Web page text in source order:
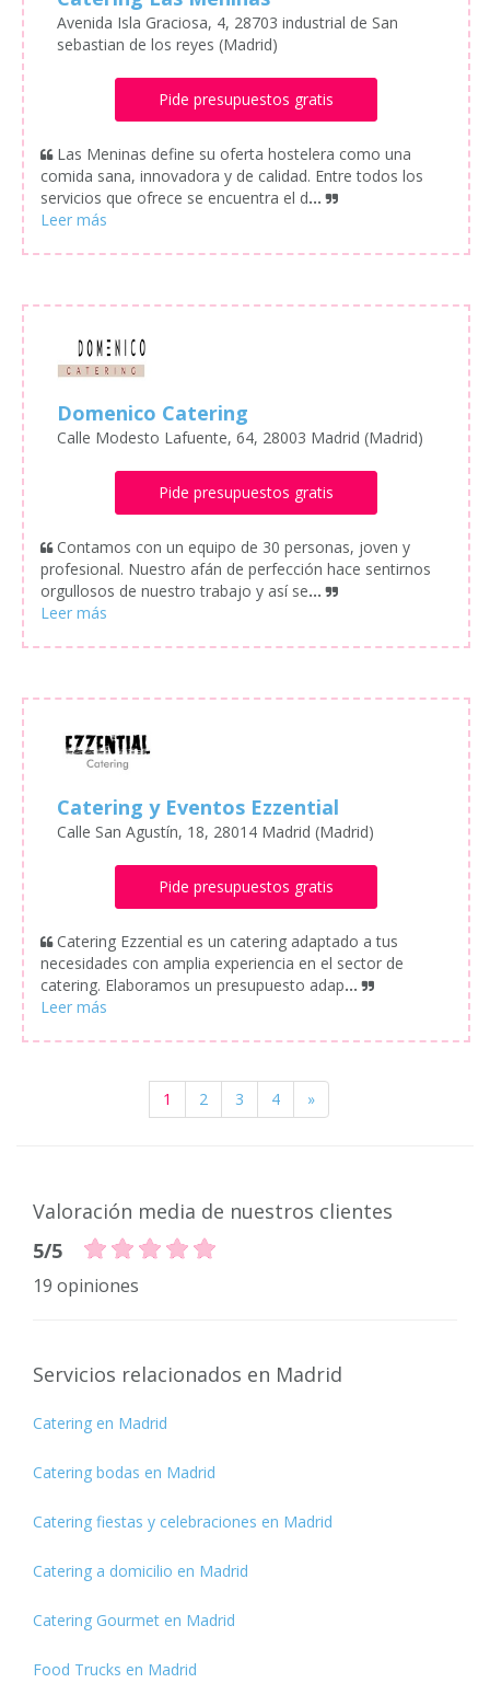
Avenida Isla Graciosa, 4, 28703 industrial de San
sebastian de los reyes (Madrid)
Pide presupuestos gratis
Las Meninas define su oferta hostelera como una
comida sana, innovadora y de calidad. Entre todos los
servicios que ofrece se encuentra el d...
Domenico Catering
Calle Modesto Lafuente, 64, 28003 Madrid (Madrid)
Pide presupuestos gratis
Contamos con un equipo de 30 personas, joven y
profesional. Nuestro afán de perfección hace sentirnos
orgullosos de nuestro trabajo y así se...
Catering y Eventos Ezzential
Calle San Agustín, 18, 28014 Madrid (Madrid)
Pide presupuestos gratis
Catering Ezzential es un catering adaptado a tus
necesidades con amplia experiencia en el sector de
catering. Elaboramos un presupuesto adap...
1 2 3 4 »
Valoración media de nuestros clientes
5/5
19 opiniones
Servicios relacionados en Madrid
Catering en Madrid
Catering bodas en Madrid
Catering fiestas y celebraciones en Madrid
Catering a domicilio en Madrid
Catering Gourmet en Madrid
Food Trucks en Madrid